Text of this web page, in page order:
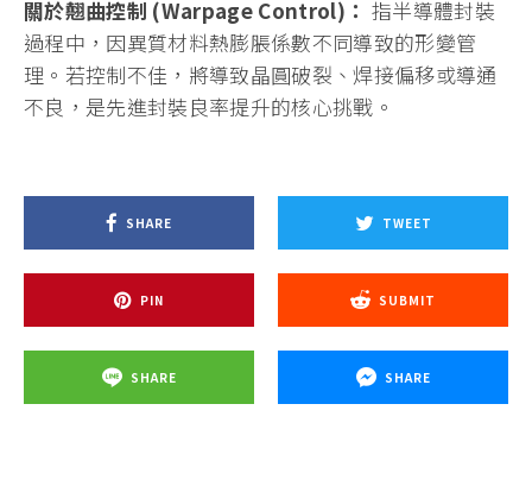
（Chiplet）讓翹曲控制的難度呈幾何倍數增長。
「山太士提供的是『抗彎的基因』，而廣化提供的是
『溫和的環境』。」法人分析，這兩家公司在技術上
CPO 領域，山太士與廣化在翹曲控制上的領先地位，
將使兩者在未來三年的設備汰換與材料消耗紅利中持
關於翹曲控制 (Warpage Control)：指半導體封裝
過程中，因異質材料熱膨脹係數不同導致的形變管
理。若控制不佳，將導致晶圓破裂、焊接偏移或導通